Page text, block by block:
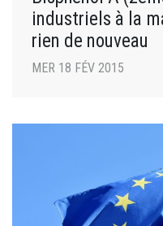
industriels à la
rien de nouveau
MER 18 FÉV 2015